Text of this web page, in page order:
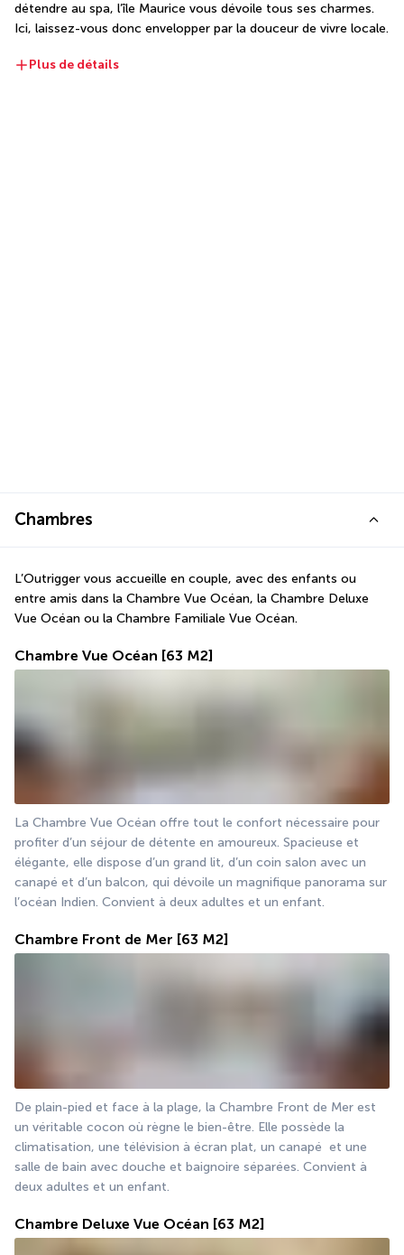
détendre au spa, l’île Maurice vous dévoile tous ses charmes.
Ici, laissez-vous donc envelopper par la douceur de vivre locale.
Plus de détails
Chambres
L’Outrigger vous accueille en couple, avec des enfants ou
entre amis dans la Chambre Vue Océan, la Chambre Deluxe
Vue Océan ou la Chambre Familiale Vue Océan.
Chambre Vue Océan [63 M2]
La Chambre Vue Océan offre tout le confort nécessaire pour
profiter d’un séjour de détente en amoureux. Spacieuse et
élégante, elle dispose d’un grand lit, d’un coin salon avec un
canapé et d’un balcon, qui dévoile un magnifique panorama sur
l’océan Indien. Convient à deux adultes et un enfant.
Chambre Front de Mer [63 M2]
De plain-pied et face à la plage, la Chambre Front de Mer est
un véritable cocon où règne le bien-être. Elle possède la
climatisation, une télévision à écran plat, un canapé  et une
salle de bain avec douche et baignoire séparées. Convient à
deux adultes et un enfant.
Chambre Deluxe Vue Océan [63 M2]